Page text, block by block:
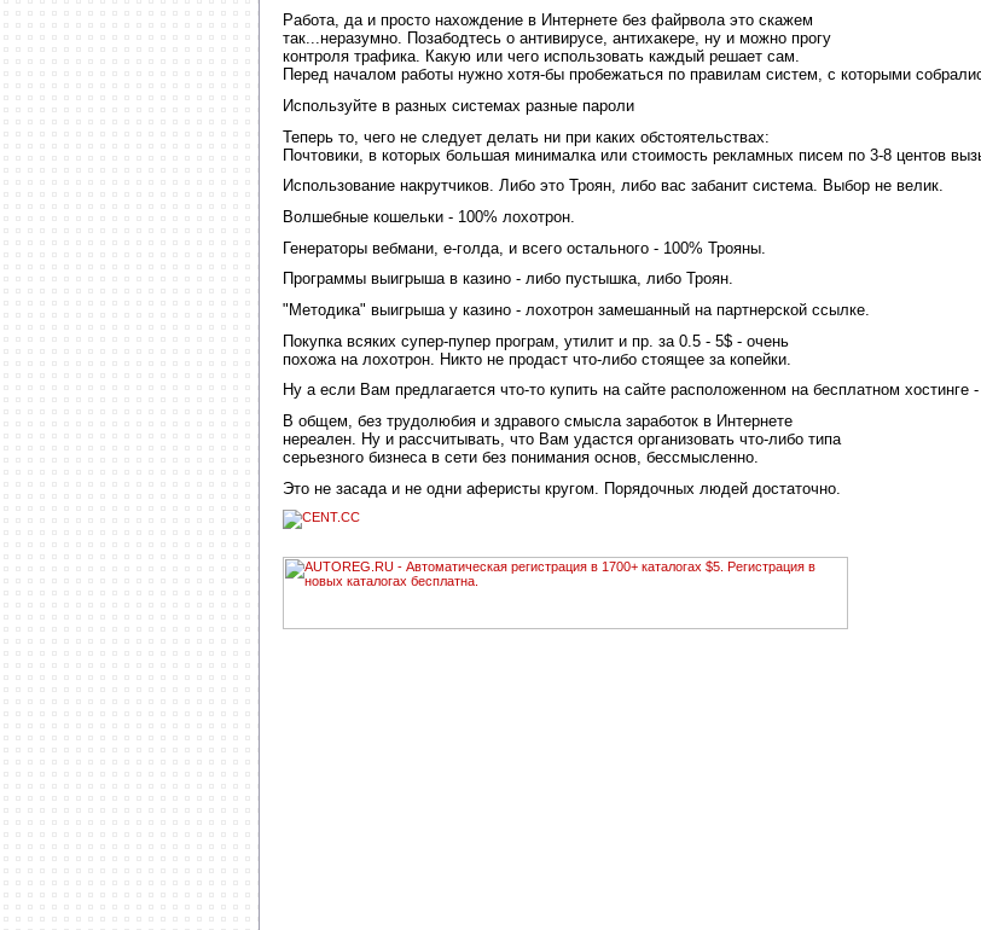
Работа, да и просто нахождение в Интернете без файрвола это скажем
так...неразумно. Позабодтесь о антивирусе, антихакере, ну и можно прогу
контроля трафика. Какую или чего использовать каждый решает сам.
Перед началом работы нужно хотя-бы пробежаться по правилам систем, с которыми
Используйте в разных системах разные пароли
Теперь то, чего не следует делать ни при каких обстоятельствах:
Почтовики, в которых большая минималка или стоимость рекламных писем по 3-8 центов
Использование накрутчиков. Либо это Троян, либо вас забанит система. Выбор не велик.
Волшебные кошельки - 100% лохотрон.
Генераторы вебмани, е-голда, и всего остального - 100% Трояны.
Программы выигрыша в казино - либо пустышка, либо Троян.
"Методика" выигрыша у казино - лохотрон замешанный на партнерской ссылке.
Покупка всяких супер-пупер програм, утилит и пр. за 0.5 - 5$ - очень
похожа на лохотрон. Никто не продаст что-либо стоящее за копейки.
Ну а если Вам предлагается что-то купить на сайте расположенном на бесплатном
В общем, без трудолюбия и здравого смысла заработок в Интернете
нереален. Ну и рассчитывать, что Вам удастся организовать что-либо типа
серьезного бизнеса в сети без понимания основ, бессмысленно.
Это не засада и не одни аферисты кругом. Порядочных людей достаточно.